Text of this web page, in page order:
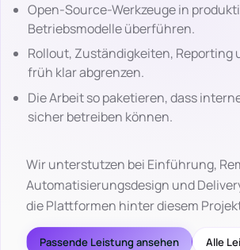
Open-Source-Werkzeuge in
Betriebsmodelle überführen.
Rollout, Zuständigkeiten, Reporting
früh klar abgrenzen.
Die Arbeit so paketieren, dass
sicher betreiben können.
Wir unterstutzen bei Einführung,
Automatisierungsdesign und
die Plattformen hinter diesem
Passende Leistung ansehen Alle